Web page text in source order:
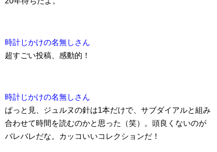
時計じかけの名無しさん
超すごい投稿、感動的！
時計じかけの名無しさん
ぱっと見、ジュルヌの針は1本だけで、サブダイアルと組み
合わせて時間を読むのかと思った（笑）。頭良くないのが
バレバレだな。カッコいいコレクションだ！